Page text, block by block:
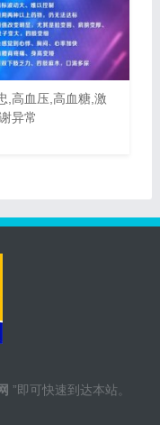
,高血压,高血糖,激
异常
”即可快速到达本站。